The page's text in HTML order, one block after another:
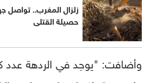
زلزال المغرب.. تواصل
حصيلة القتلى
وأضافت: "يوجد في الردهة عدد